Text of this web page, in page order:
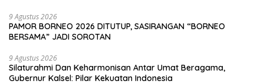
9 Agustus 2026
PAMOR BORNEO 2026 DITUTUP, SASIRANGAN “BORNEO
BERSAMA” JADI SOROTAN
9 Agustus 2026
Silaturahmi Dan Keharmonisan Antar Umat Beragama,
Gubernur Kalsel: Pilar Kekuatan Indonesia